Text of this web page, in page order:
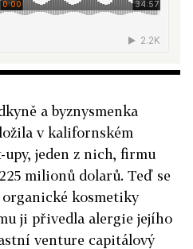
a byznysmenka
v kalifornském
jeden z nich, firmu
milionů dolarů. Teď se
kosmetiky
ji přivedla alergie jejího
venture capitálový